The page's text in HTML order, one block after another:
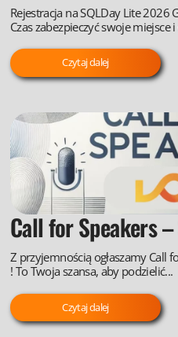
Rejestracja na SQLDay Lite 2026
Czas zabezpieczyć swoje miejsce
Czytaj dalej
Call for Speakers
Z przyjemnością ogłaszamy Call
! To Twoja szansa, aby podzielić...
Czytaj dalej